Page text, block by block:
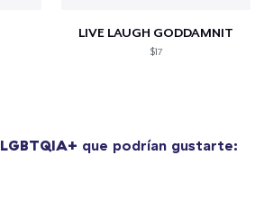
LIVE LAUGH GODDAMNIT
$17
LGBTQIA+ que podrían gustarte: